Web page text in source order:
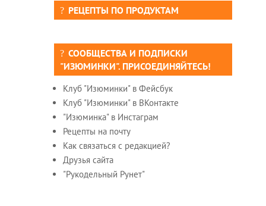
РЕЦЕПТЫ ПО ПРОДУКТАМ
СООБЩЕСТВА И ПОДПИСКИ
"ИЗЮМИНКИ". ПРИСОЕДИНЯЙТЕСЬ!
Клуб "Изюминки" в Фейсбук
Клуб "Изюминки" в ВКонтакте
"Изюминка" в Инстаграм
Рецепты на почту
Как связаться с редакцией?
Друзья сайта
"Рукодельный Рунет"